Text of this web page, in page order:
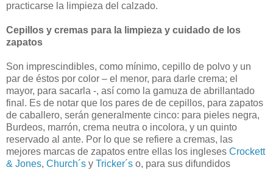
practicarse la limpieza del calzado.
Cepillos y cremas para la limpieza y cuidado de los
zapatos
Son imprescindibles, como mínimo, cepillo de polvo y un
par de éstos por color – el menor, para darle crema; el
mayor, para sacarla -, así como la gamuza de abrillantado
final. Es de notar que los pares de de cepillos, para zapatos
de caballero, serán generalmente cinco: para pieles negra,
Burdeos, marrón, crema neutra o incolora, y un quinto
reservado al ante. Por lo que se refiere a cremas, las
mejores marcas de zapatos entre ellas los ingleses Crockett
& Jones, Church´s y Tricker´s o, para sus difundidos